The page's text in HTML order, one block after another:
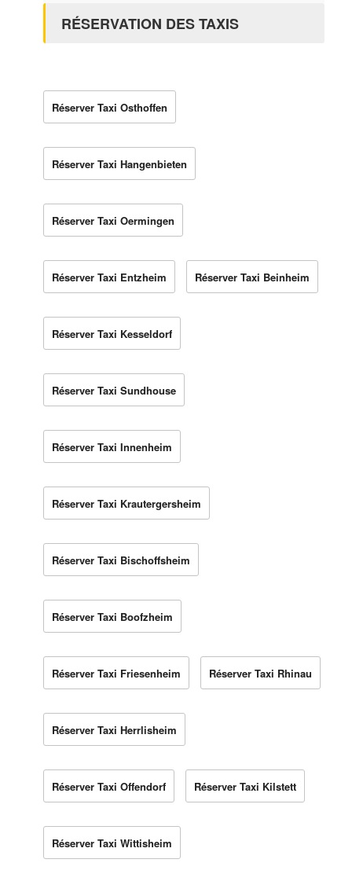
RÉSERVATION DES TAXIS
Réserver Taxi Osthoffen
Réserver Taxi Hangenbieten
Réserver Taxi Oermingen
Réserver Taxi Entzheim Réserver Taxi Beinheim
Réserver Taxi Kesseldorf
Réserver Taxi Sundhouse
Réserver Taxi Innenheim
Réserver Taxi Krautergersheim
Réserver Taxi Bischoffsheim
Réserver Taxi Boofzheim
Réserver Taxi Friesenheim Réserver Taxi Rhinau
Réserver Taxi Herrlisheim
Réserver Taxi Offendorf Réserver Taxi Kilstett
Réserver Taxi Wittisheim